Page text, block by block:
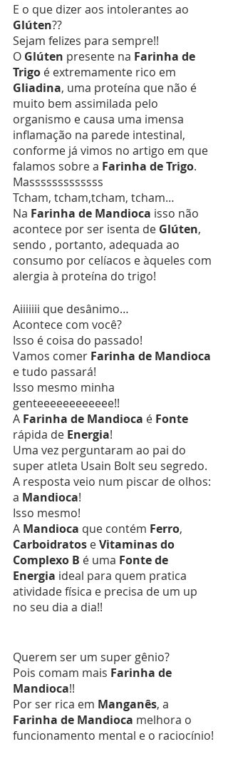
E o que dizer aos intolerantes ao
Glúten??
Sejam felizes para sempre!!
O Glúten presente na Farinha de
Trigo é extremamente rico em
Gliadina, uma proteína que não é
muito bem assimilada pelo
organismo e causa uma imensa
inflamação na parede intestinal,
conforme já vimos no artigo em que
falamos sobre a Farinha de Trigo.
Masssssssssssss
Tcham, tcham,tcham, tcham…
Na Farinha de Mandioca isso não
acontece por ser isenta de Glúten,
sendo , portanto, adequada ao
consumo por celíacos e àqueles com
alergia à proteína do trigo!
Aiiiiiii que desânimo…
Acontece com você?
Isso é coisa do passado!
Vamos comer Farinha de Mandioca
e tudo passará!
Isso mesmo minha
genteeeeeeeeeeee!!
A Farinha de Mandioca é Fonte
rápida de Energia!
Uma vez perguntaram ao pai do
super atleta Usain Bolt seu segredo.
A resposta veio num piscar de olhos:
a Mandioca!
Isso mesmo!
A Mandioca que contém Ferro,
Carboidratos e Vitaminas do
Complexo B é uma Fonte de
Energia ideal para quem pratica
atividade física e precisa de um up
no seu dia a dia!!
Querem ser um super gênio?
Pois comam mais Farinha de
Mandioca!!
Por ser rica em Manganês, a
Farinha de Mandioca melhora o
funcionamento mental e o raciocínio!